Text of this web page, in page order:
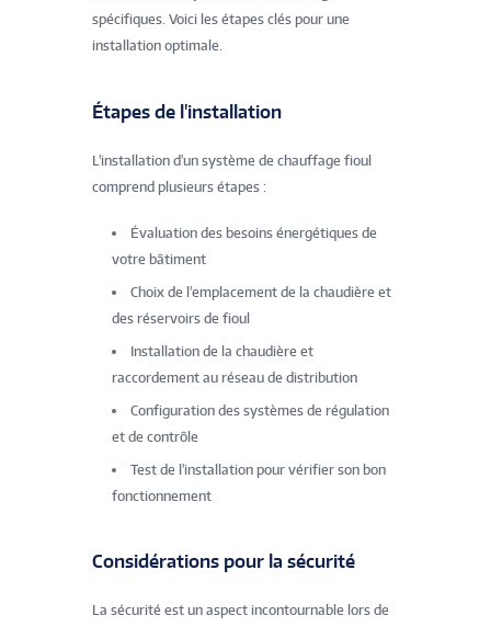
spécifiques. Voici les étapes clés pour une
installation optimale.
Étapes de l'installation
L'installation d'un système de chauffage fioul
comprend plusieurs étapes :
Évaluation des besoins énergétiques de
votre bâtiment
Choix de l'emplacement de la chaudière et
des réservoirs de fioul
Installation de la chaudière et
raccordement au réseau de distribution
Configuration des systèmes de régulation
et de contrôle
Test de l'installation pour vérifier son bon
fonctionnement
Considérations pour la sécurité
La sécurité est un aspect incontournable lors de